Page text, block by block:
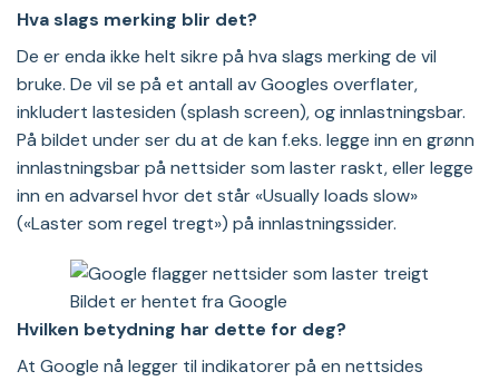
Hva slags merking blir det?
De er enda ikke helt sikre på hva slags merking de vil
bruke. De vil se på et antall av Googles overflater,
inkludert lastesiden (splash screen), og innlastningsbar.
På bildet under ser du at de kan f.eks. legge inn en grønn
innlastningsbar på nettsider som laster raskt, eller legge
inn en advarsel hvor det står «Usually loads slow»
(«Laster som regel tregt») på innlastningssider.
Bildet er hentet fra Google
Hvilken betydning har dette for deg?
At Google nå legger til indikatorer på en nettsides